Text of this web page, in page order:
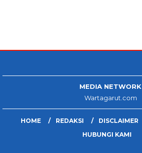
MEDIA NETWORK
Wartagarut.com
HOME REDAKSI DISCLAIMER
HUBUNGI KAMI